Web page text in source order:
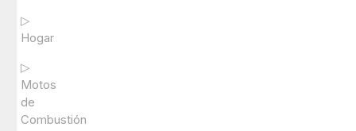
▷
Hogar
▷
Motos
de
Combustión